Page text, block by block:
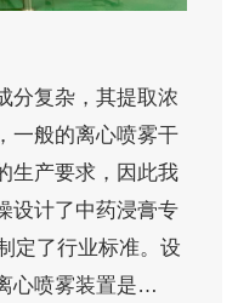
分复杂，其提取浓
一般的离心喷雾干
生产要求，因此我
设计了中药浸膏专
定了行业标准。设
心喷雾装置是…